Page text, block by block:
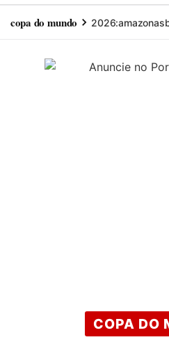
copa do mundo 2026:amazonas
COPA DO